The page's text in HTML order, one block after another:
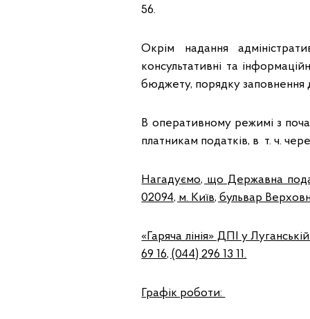
56.
Окрім надання
консультативні та
бюджету, порядку заповнення
В оперативному режимі з
платникам податків, в т. ч.
Нагадуємо, що Державна
02094, м. Київ, бульвар
«Гаряча лінія» ДПІ у
69 16, (044) 296 13 11.
Графік роботи: